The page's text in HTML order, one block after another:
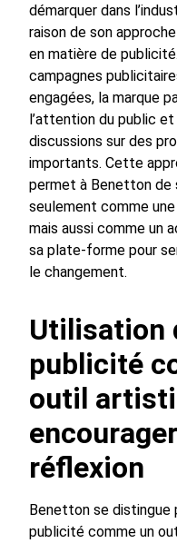
démarquer dans
raison de son
en matière de
campagnes
engagées, la marque
l’attention du public
discussions sur des
importants. Cette
permet à Benetton de
seulement comme
mais aussi comme un
sa plate-forme pour
le changement.
Utilisation
publicité
outil
réflexion
Benetton se distingue
publicité comme un